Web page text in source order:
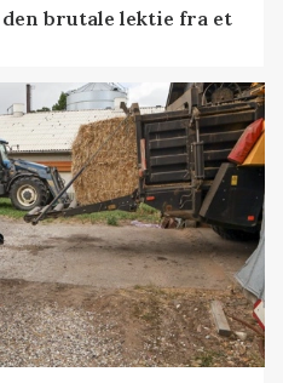
brutale lektie fra et